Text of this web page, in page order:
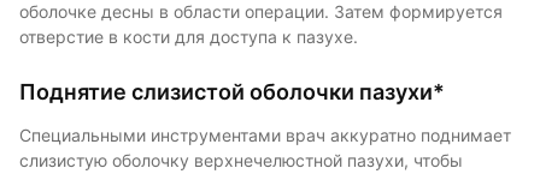
оболочке десны в области операции. Затем формируется
отверстие в кости для доступа к пазухе.
Поднятие слизистой оболочки пазухи*
Специальными инструментами врач аккуратно поднимает
слизистую оболочку верхнечелюстной пазухи, чтобы